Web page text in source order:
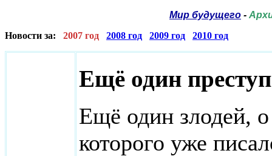
Мир будущего -
Новости за: 2007 год 2008 год 2009 год 2010 год
Ещё один
Ещё один злодей, о
которого уже